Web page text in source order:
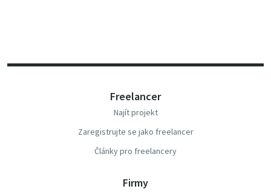
Freelancer
Najít projekt
Zaregistrujte se jako freelancer
Články pro freelancery
Firmy